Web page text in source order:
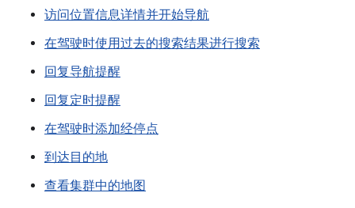
访问位置信息详情并开始导航
在驾驶时使用过去的搜索结果进行搜索
回复导航提醒
回复定时提醒
在驾驶时添加经停点
到达目的地
查看集群中的地图